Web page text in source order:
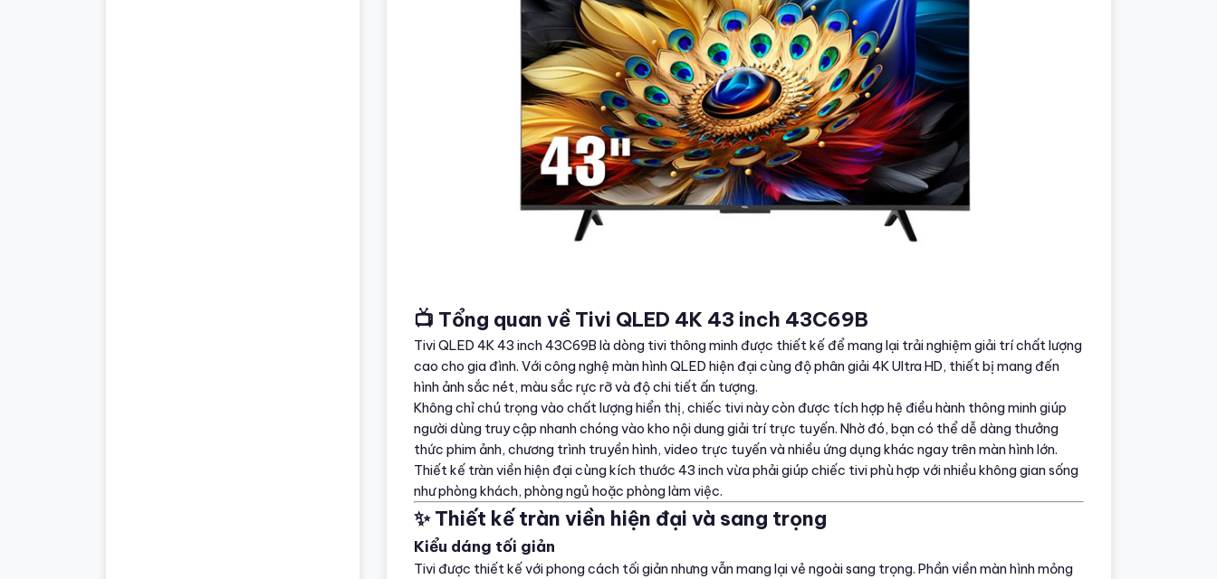
📺 Tổng quan về Tivi QLED 4K 43 inch 43C69B
Tivi QLED 4K 43 inch 43C69B là dòng tivi thông minh được thiết kế để mang lại trải nghiệm giải trí chất lượng
cao cho gia đình. Với công nghệ màn hình QLED hiện đại cùng độ phân giải 4K Ultra HD, thiết bị mang đến
hình ảnh sắc nét, màu sắc rực rỡ và độ chi tiết ấn tượng.
Không chỉ chú trọng vào chất lượng hiển thị, chiếc tivi này còn được tích hợp hệ điều hành thông minh giúp
người dùng truy cập nhanh chóng vào kho nội dung giải trí trực tuyến. Nhờ đó, bạn có thể dễ dàng thưởng
thức phim ảnh, chương trình truyền hình, video trực tuyến và nhiều ứng dụng khác ngay trên màn hình lớn.
Thiết kế tràn viền hiện đại cùng kích thước 43 inch vừa phải giúp chiếc tivi phù hợp với nhiều không gian sống
như phòng khách, phòng ngủ hoặc phòng làm việc.
✨ Thiết kế tràn viền hiện đại và sang trọng
Kiểu dáng tối giản
Tivi được thiết kế với phong cách tối giản nhưng vẫn mang lại vẻ ngoài sang trọng. Phần viền màn hình mỏng